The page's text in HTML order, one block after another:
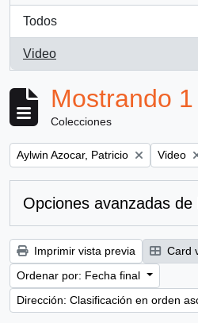
Todos
Video
, 1 resultados
Mostrando
Colecciones
Remove filter:
Aylwin Azocar, Patricio Video
Opciones avanzadas de
Imprimir vista previa Card
Ordenar por: Fecha final
Dirección: Clasificación en orden